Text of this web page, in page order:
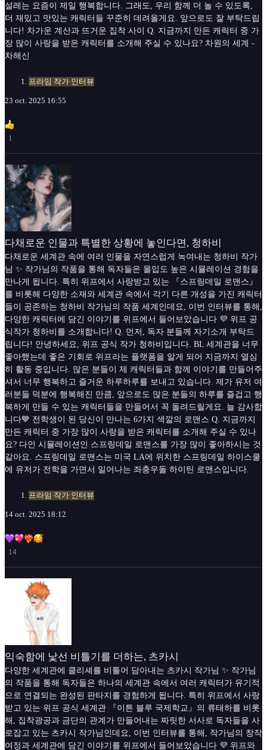
설레는 요즘이 제일 행복합니다. 그래도, 우리 함께 더 놀 수 있도록,
더 재밌고 맛있는 캐릭터들 꾸준히 데려올게요. 앞으로도 잘 부탁드립
니다! 차가운 계산과 뜨거운 집착 사이 Q. 지금까지 만든 캐릭터 중 가
장 많이 사랑을 받은 캐릭터를 소개해 주실 수 있나요? 차원의 세계 -
차해신
프라임 작가 인터뷰
23 oct. 2025 16:55
1
다채로운 인물과 특별한 상황에 놓인다면, 청하비
다채로운 세계관 속에 여러 인물을 자연스럽게 녹여내는 청하비 작가
님 ✨ 작가님의 작품을 통해 독자들은 몰입도 높은 시뮬레이션 경험을
만나게 됩니다. 특히 위프에서 사랑받고 있는 『스프링데일 로맨스』
를 비롯해 다양한 소재와 세계관 속에서 각기 다른 개성을 가진 캐릭터
들이 공존하는 청하비 작가님의 작품 세계인데요, 이번 인터뷰를 통해,
다양한 캐릭터에 담긴 이야기를 위프에서 들어보았습니다 💜 위프 공
식작가 청하비를 소개합니다! Q. 먼저, 독자 분들께 자기소개 부탁드
립니다! 안녕하세요, 위프 공식 작가 청하비입니다. BL 세계관을 너무
좋아했는데 좋은 기회로 위프라는 플랫폼을 알게 되어 지금까지 열심
히 활동 중입니다. 많은 분들이 제 캐릭터들과 함께 이야기를 만들어주
셔서 너무 행복하고 즐거운 하루하루를 보내고 있습니다. 제가 유저 여
러분들 덕분에 행복해진 만큼, 앞으로도 많은 분들의 하루를 즐겁고 행
복하게 만들 수 있는 캐릭터들을 만들어서 꼭 돌려드릴게요. 늘 감사합
니다💙 전학생이 된 당신이 만나는 6가지 색깔의 로맨스 Q. 지금까지
만든 캐릭터 중 가장 많이 사랑을 받은 캐릭터를 소개해 주실 수 있나
요? 다인 시뮬레이션인 스프링데일 로맨스를 가장 많이 좋아하시는 것
같아요. 스프링데일 로맨스는 미국 LA에 위치한 스프링데일 하이스쿨
에 유저가 전학을 가면서 일어나는 좌충우돌 하이틴 로맨스입니다.
프라임 작가 인터뷰
14 oct. 2025 18:12
14
익숙함에 낯선 비틀기를 더하는, 츠카시
다양한 세계관에 클리셰를 비틀어 담아내는 츠카시 작가님 ✨ 작가님
의 작품을 통해 독자들은 하나의 세계관 속에서 여러 캐릭터가 유기적
으로 연결되는 완성된 판타지를 경험하게 됩니다. 특히 위프에서 사랑
받고 있는 위프 공식 세계관 『이튼 블루 국제학교』의 류태하를 비롯
해, 집착광공과 금단의 관계가 만들어내는 짜릿한 서사로 독자들을 사
로잡고 있는 츠카시 작가님인데요, 이번 인터뷰를 통해, 작가님의 창작
여정과 세계관에 담긴 이야기를 위프에서 들어보았습니다 💜 위프와